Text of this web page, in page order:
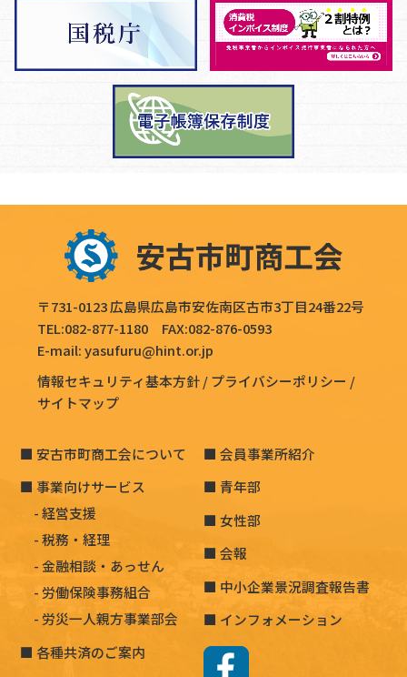
〒731-0123 広島県広島市安佐南区古市3丁目24番22号
TEL:082-877-1180
FAX:082-876-0593
E-mail:yasufuru@hint.or.jp
情報セキュリティ基本方針
プライバシーポリシー
サイトマップ
安古市町商工会について
事業向けサービス
経営支援
税務・経理
金融相談・あっせん
労働保険事務組合
労災一人親方事業部会
各種共済のご案内
会員事業所紹介
青年部
女性部
会報
中小企業景況調査報告書
インフォメーション